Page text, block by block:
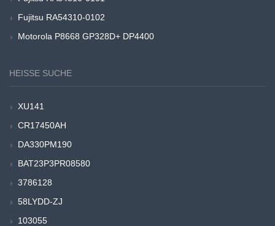
Fujitsu RA54310-0102
Motorola P8668 GP328D+ DP4400
HEISSE SUCHE
XU141
CR17450AH
DA330PM190
BAT23P3PR08580
3786128
58LYDD-ZJ
103055